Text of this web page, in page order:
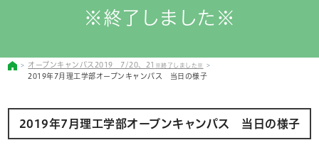
※終了しました※
オープンキャンパス2019 7/20、21 ※終了しました※
2019年7月理工学部オープンキャンパス 当日の様子
2019年7月理工学部オープンキャンパス 当日の様子